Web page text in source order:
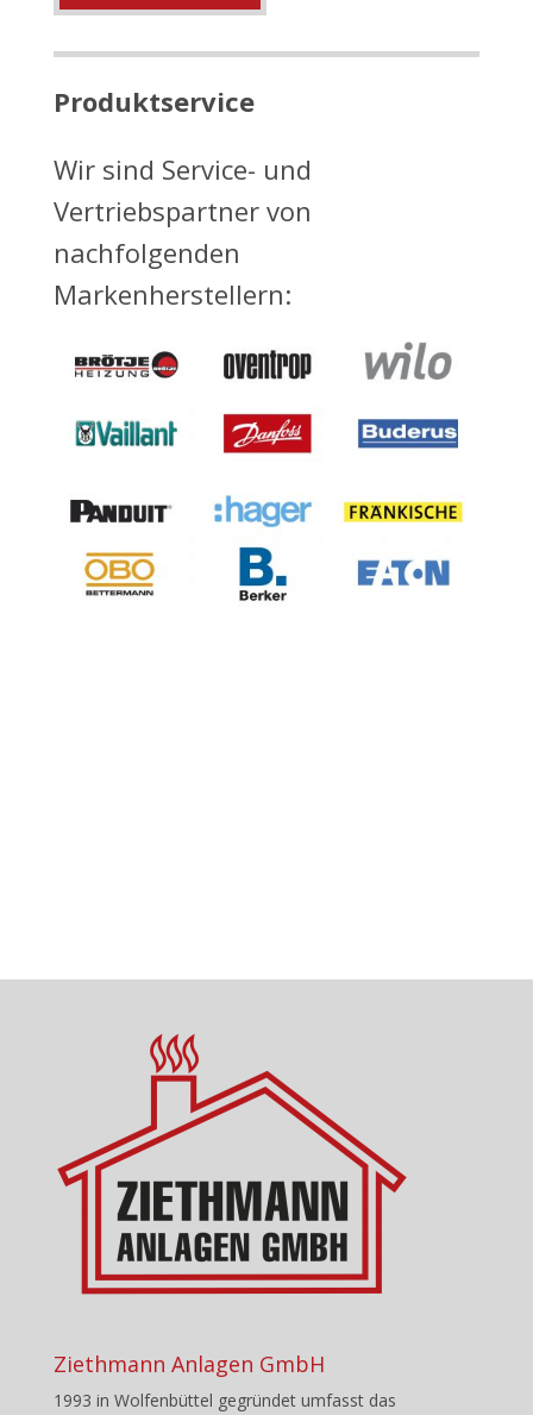
Produktservice
Wir sind Service- und
Vertriebspartner von
nachfolgenden
Markenherstellern:
Ziethmann Anlagen GmbH
1993 in Wolfenbüttel gegründet umfasst das